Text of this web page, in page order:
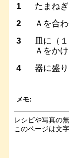
1
たまね
2
Ａを合
3
皿に（
Ａをか
4
器に盛
メモ:
レシピや写真の
このページは文